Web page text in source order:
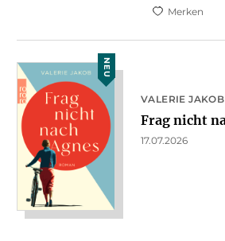
Merken
NEU
VALERIE JAKOB
Frag nicht
17.07.2026